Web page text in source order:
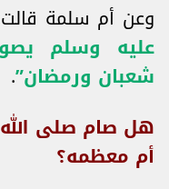
وعن أم سلمة
عليه وسلم
شعبان ورمضان”.
هل صام صلى
أم معظمه؟